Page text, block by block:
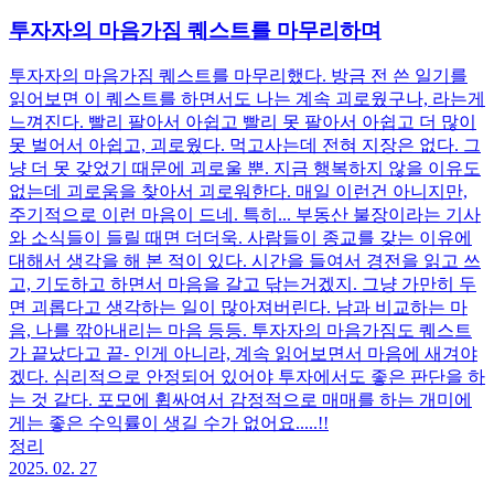
투자자의 마음가짐 퀘스트를 마무리하며
투자자의 마음가짐 퀘스트를 마무리했다. 방금 전 쓴 일기를
읽어보면 이 퀘스트를 하면서도 나는 계속 괴로웠구나, 라는게
느껴진다. 빨리 팔아서 아쉽고 빨리 못 팔아서 아쉽고 더 많이
못 벌어서 아쉽고, 괴로웠다. 먹고사는데 전혀 지장은 없다. 그
냥 더 못 갖었기 때문에 괴로울 뿐. 지금 행복하지 않을 이유도
없는데 괴로움을 찾아서 괴로워한다. 매일 이런건 아니지만,
주기적으로 이런 마음이 드네. 특히... 부동산 불장이라는 기사
와 소식들이 들릴 때면 더더욱. 사람들이 종교를 갖는 이유에
대해서 생각을 해 본 적이 있다. 시간을 들여서 경전을 읽고 쓰
고, 기도하고 하면서 마음을 갈고 닦는거겠지. 그냥 가만히 두
면 괴롭다고 생각하는 일이 많아져버린다. 남과 비교하는 마
음, 나를 깎아내리는 마음 등등. 투자자의 마음가짐도 퀘스트
가 끝났다고 끝- 인게 아니라, 계속 읽어보면서 마음에 새겨야
겠다. 심리적으로 안정되어 있어야 투자에서도 좋은 판단을 하
는 것 같다. 포모에 휩싸여서 감정적으로 매매를 하는 개미에
게는 좋은 수익률이 생길 수가 없어요.....!!
정리
2025. 02. 27